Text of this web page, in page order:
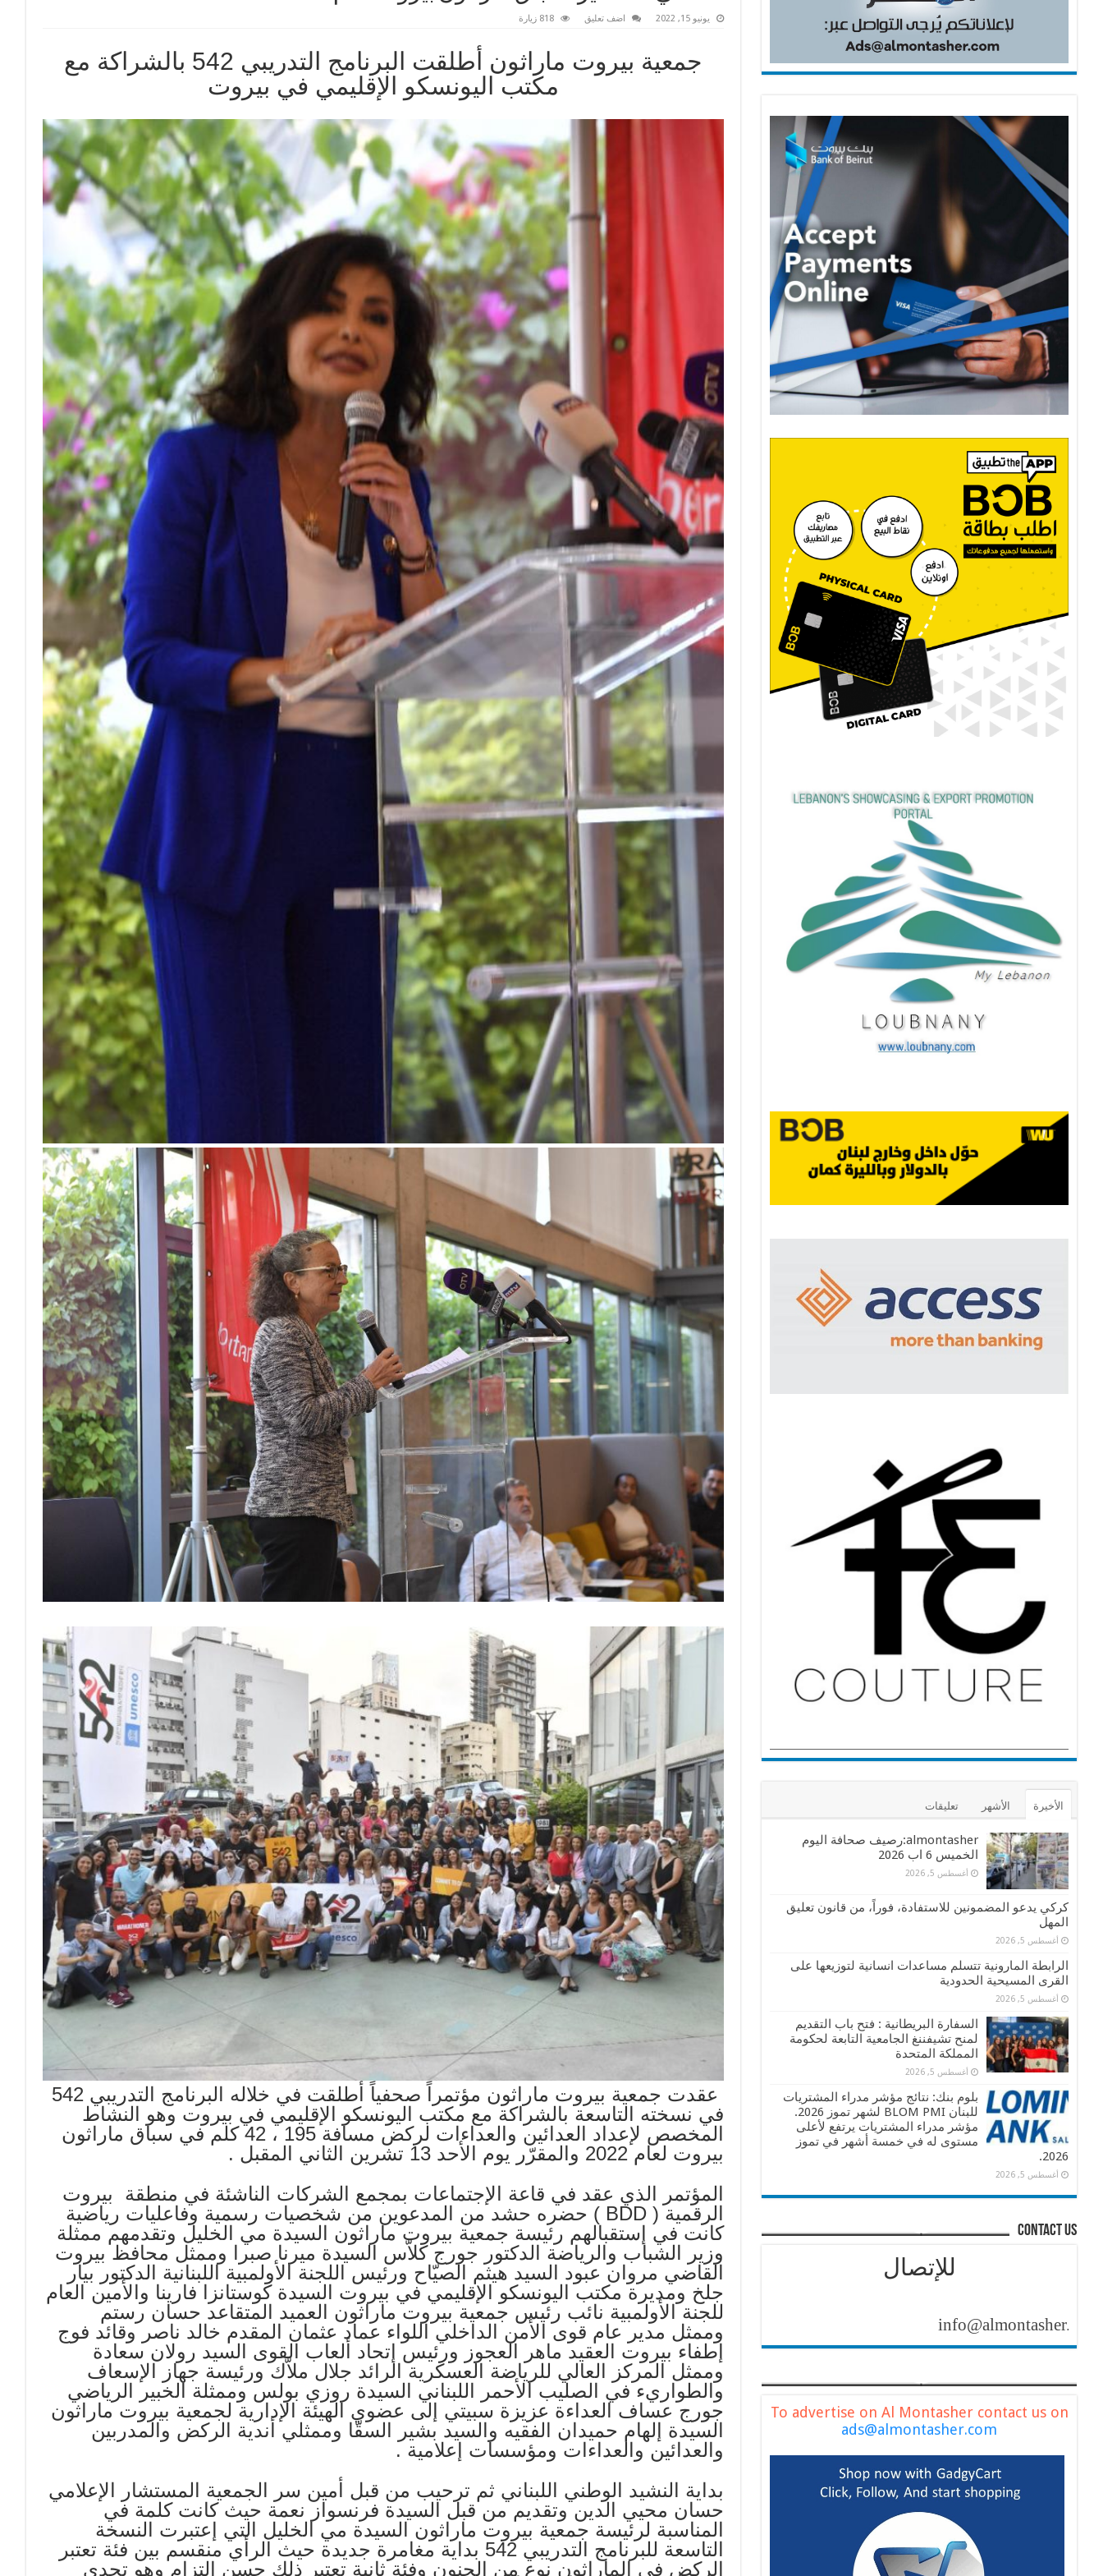
يونيو 15, 2022 اضف تعليق 818 زيارة
جمعية بيروت ماراثون أطلقت البرنامج التدريبي 542 بالشراكة مع
مكتب اليونسكو الإقليمي في بيروت
عقدت جمعية بيروت ماراثون مؤتمراً صحفياً أطلقت في خلاله البرنامج التدريبي 542
في نسخته التاسعة بالشراكة مع مكتب اليونسكو الإقليمي في بيروت وهو النشاط
المخصص لإعداد العدائين والعداءات لركض مسافة 195 ، 42 كلم في سباق ماراثون
بيروت لعام 2022 والمقرّر يوم الأحد 13 تشرين الثاني المقبل .
المؤتمر الذي عقد في قاعة الإجتماعات بمجمع الشركات الناشئة في منطقة بيروت
الرقمية ( BDD ) حضره حشد من المدعوين من شخصيات رسمية وفاعليات رياضية
كانت في إستقبالهم رئيسة جمعية بيروت ماراثون السيدة مي الخليل وتقدمهم ممثلة
وزير الشباب والرياضة الدكتور جورج كلاّس السيدة ميرنا صبرا وممثل محافظ بيروت
القاضي مروان عبود السيد هيثم الصيّاح ورئيس اللجنة الأولمبية اللبنانية الدكتور بيار
جلخ ومديرة مكتب اليونسكو الإقليمي في بيروت السيدة كوستانزا فارينا والأمين العام
للجنة الأولمبية نائب رئيس جمعية بيروت ماراثون العميد المتقاعد حسان رستم
وممثل مدير عام قوى الأمن الداخلي اللواء عماد عثمان المقدم خالد ناصر وقائد فوج
إطفاء بيروت العقيد ماهر العجوز ورئيس إتحاد ألعاب القوى السيد رولان سعادة
وممثل المركز العالي للرياضة العسكرية الرائد جلال ملاّك ورئيسة جهاز الإسعاف
والطواريء في الصليب الأحمر اللبناني السيدة روزي بولس وممثلة الخبير الرياضي
جورج عساف العداءة عزيزة سبيتي إلى عضوي الهيئة الإدارية لجمعية بيروت ماراثون
السيدة إلهام حميدان الفقيه والسيد بشير السقّا وممثلي أندية الركض والمدربين
والعدائين والعداءات ومؤسسات إعلامية .
بداية النشيد الوطني اللبناني ثم ترحيب من قبل أمين سر الجمعية المستشار الإعلامي
حسان محيي الدين وتقديم من قبل السيدة فرنسواز نعمة حيث كانت كلمة في
المناسبة لرئيسة جمعية بيروت ماراثون السيدة مي الخليل التي إعتبرت النسخة
التاسعة للبرنامج التدريبي 542 بداية مغامرة جديدة حيث الرأي منقسم بين فئة تعتبر
الركض في الماراثون نوع من الجنون وفئة ثانية تعتبر ذلك حسن إلتزام وهو تحدي
الأخيرة الأشهر تعليقات
almontasher:رصيف صحافة اليوم
الخميس 6 اب 2026
أغسطس 5, 2026
كركي يدعو المضمونين للاستفادة، فوراً، من قانون تعليق
المهل
أغسطس 5, 2026
الرابطة المارونية تتسلم مساعدات انسانية لتوزيعها على
القرى المسيحية الحدودية
أغسطس 5, 2026
السفارة البريطانية : فتح باب التقديم
لمنح تشيفننغ الجامعية التابعة لحكومة
المملكة المتحدة
أغسطس 5, 2026
بلوم بنك: نتائج مؤشر مدراء المشتريات
للبنان BLOM PMI لشهر تموز 2026.
مؤشر مدراء المشتريات يرتفع لأعلى
مستوى له في خمسة أشهر في تموز
2026.
أغسطس 5, 2026
contact us
للإتصال
info@almontasher.com
To advertise on Al Montasher contact us on
ads@almontasher.com